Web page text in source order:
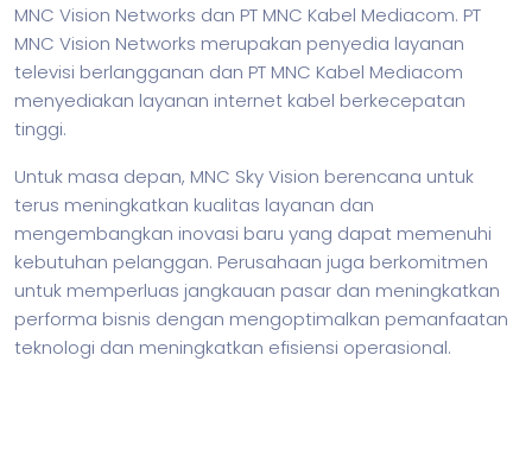
MNC Vision Networks dan PT MNC Kabel Mediacom. PT
MNC Vision Networks merupakan penyedia layanan
televisi berlangganan dan PT MNC Kabel Mediacom
menyediakan layanan internet kabel berkecepatan
tinggi.
Untuk masa depan, MNC Sky Vision berencana untuk
terus meningkatkan kualitas layanan dan
mengembangkan inovasi baru yang dapat memenuhi
kebutuhan pelanggan. Perusahaan juga berkomitmen
untuk memperluas jangkauan pasar dan meningkatkan
performa bisnis dengan mengoptimalkan pemanfaatan
teknologi dan meningkatkan efisiensi operasional.